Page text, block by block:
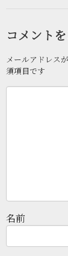
コメント
メールアドレス
須項目です
名前